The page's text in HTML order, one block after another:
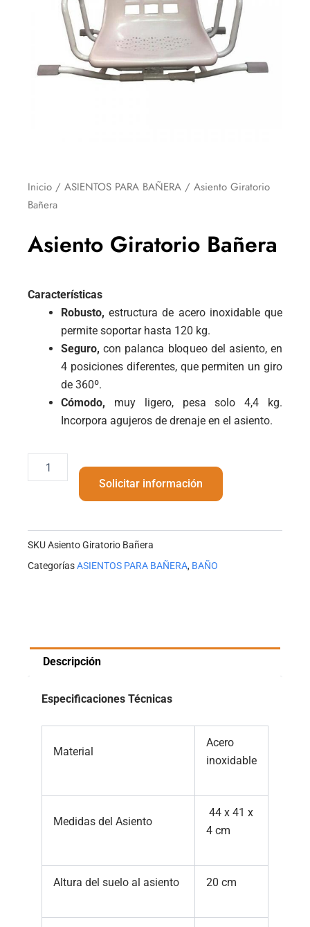
Inicio / ASIENTOS PARA BAÑERA / Asiento Giratorio
Bañera
Asiento Giratorio Bañera
Características
Robusto, estructura de acero inoxidable que
permite soportar hasta 120 kg.
Seguro, con palanca bloqueo del asiento, en
4 posiciones diferentes, que permiten un giro
de 360º.
Cómodo, muy ligero, pesa solo 4,4 kg.
Incorpora agujeros de drenaje en el asiento.
Giratorio
Solicitar información
SKUAsiento Giratorio Bañera
CategoríasASIENTOS PARA BAÑERA, BAÑO
Descripción
Especificaciones Técnicas
Material
Acero
inoxidable
Medidas del Asiento
44 x 41 x
4 cm
Altura del suelo al asiento 20 cm